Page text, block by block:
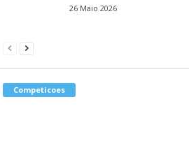
26 Maio 2026
Competicoes